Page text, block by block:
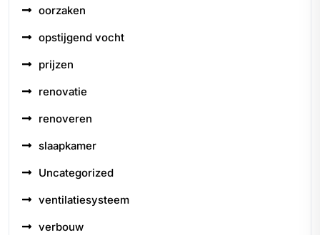
oorzaken
opstijgend vocht
prijzen
renovatie
renoveren
slaapkamer
Uncategorized
ventilatiesysteem
verbouw